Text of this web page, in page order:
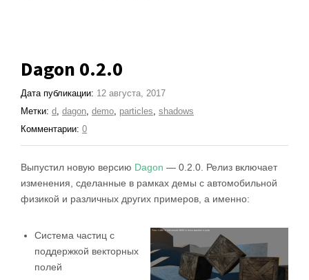
Dagon 0.2.0
Дата публикации: 12 августа, 2017
Метки: d, dagon, demo, particles, shadows
Комментарии: 0
Выпустил новую версию Dagon — 0.2.0. Релиз включает
изменения, сделанные в рамках демы с автомобильной
физикой и различных других примеров, а именно:
Система частиц с
поддержкой векторных
полей